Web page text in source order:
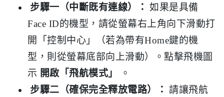
步驟一（中斷既有連線）： 如果是具備
Face ID的機型，請從螢幕右上角向下滑動打
開「控制中心」（若為帶有Home鍵的機
型，則從螢幕底部向上滑動）。點擊飛機圖
示 開啟「飛航模式」
。
步驟二（確保完全釋放電路）： 請讓飛航